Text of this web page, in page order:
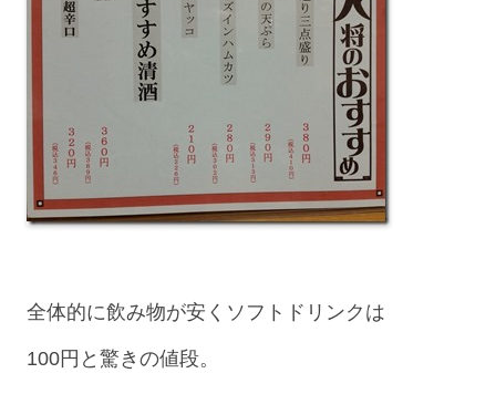
全体的に飲み物が安くソフトドリンクは
100円と驚きの値段。